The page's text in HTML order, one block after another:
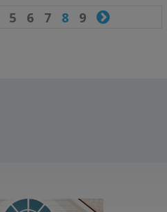
5 6 78 9 